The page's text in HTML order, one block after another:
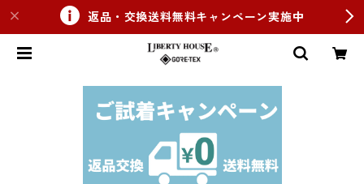
返品・交換送料無料キャンペーン実施中